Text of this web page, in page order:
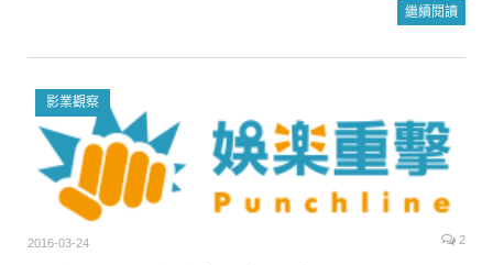
繼續閱讀
影業觀察
2016-03-24 2